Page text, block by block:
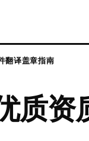
翻译盖章指南
质